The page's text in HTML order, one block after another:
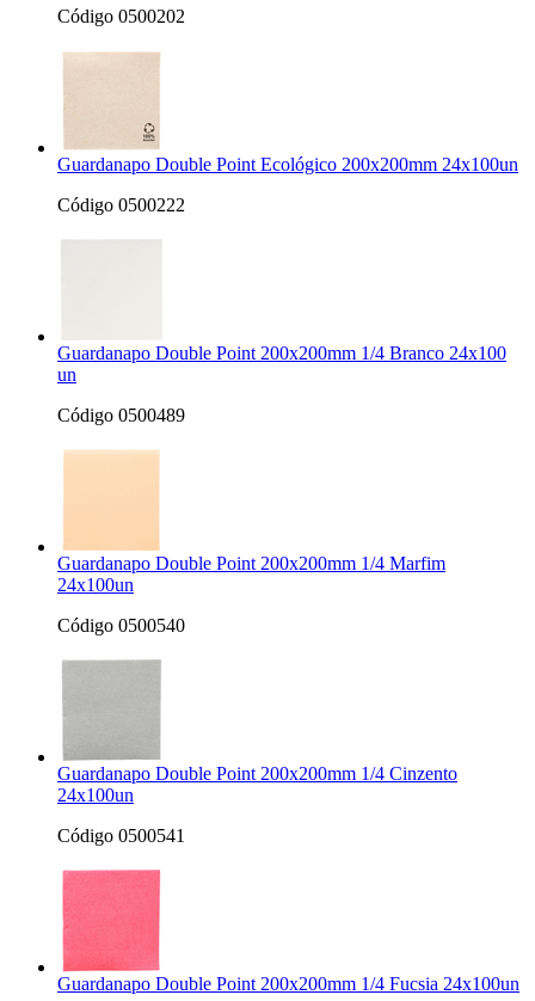
Código 0500202
Guardanapo Double Point Ecológico 200x200mm 24x100un
Código 0500222
Guardanapo Double Point 200x200mm 1/4 Branco 24x100
un
Código 0500489
Guardanapo Double Point 200x200mm 1/4 Marfim
24x100un
Código 0500540
Guardanapo Double Point 200x200mm 1/4 Cinzento
24x100un
Código 0500541
Guardanapo Double Point 200x200mm 1/4 Fucsia 24x100un